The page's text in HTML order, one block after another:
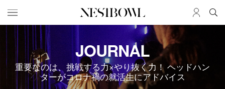
HOME JOB
求人検索
新着求人
ブランド一覧
JOURNAL
重要なのは、挑戦する力×やり抜く力！ ヘッドハン
ターがコロナ禍の就活生にアドバイス